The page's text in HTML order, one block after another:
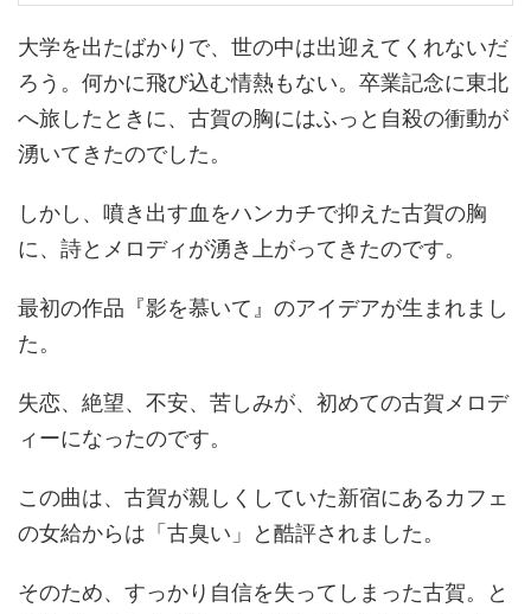
大学を出たばかりで、世の中は出迎えてくれないだ
ろう。何かに飛び込む情熱もない。卒業記念に東北
へ旅したときに、古賀の胸にはふっと自殺の衝動が
湧いてきたのでした。
しかし、噴き出す血をハンカチで抑えた古賀の胸
に、詩とメロディが湧き上がってきたのです。
最初の作品『影を慕いて』のアイデアが生まれまし
た。
失恋、絶望、不安、苦しみが、初めての古賀メロデ
ィーになったのです。
この曲は、古賀が親しくしていた新宿にあるカフェ
の女給からは「古臭い」と酷評されました。
そのため、すっかり自信を失ってしまった古賀。と